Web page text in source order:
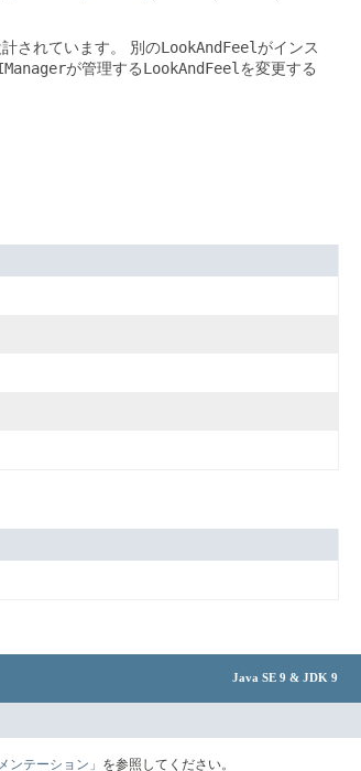
されています。 別のLookAndFeel がインス
が管理する LookAndFeel を変更する
Java SE 9 & JDK 9
ンテーション」 を参照してください。